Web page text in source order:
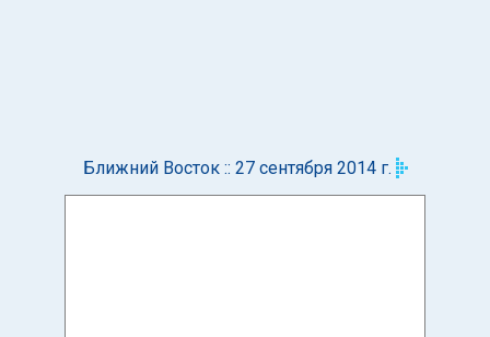
Ближний Восток :: 27 сентября 2014 г.